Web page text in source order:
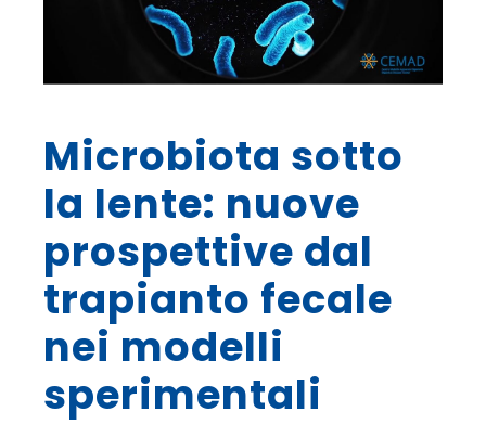
Microbiota sotto
la lente: nuove
prospettive dal
trapianto fecale
nei modelli
sperimentali